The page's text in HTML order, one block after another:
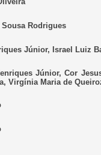
Rodrigues
Júnior, Israel Luiz
Júnior, Cor
Virgínia Maria de